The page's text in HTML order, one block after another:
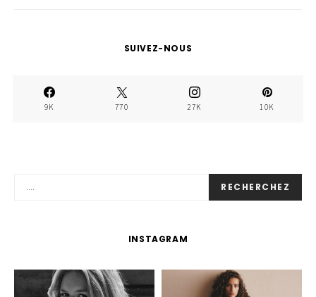
SUIVEZ-NOUS
9K 770 27K 10K
RECHERCHEZ
INSTAGRAM